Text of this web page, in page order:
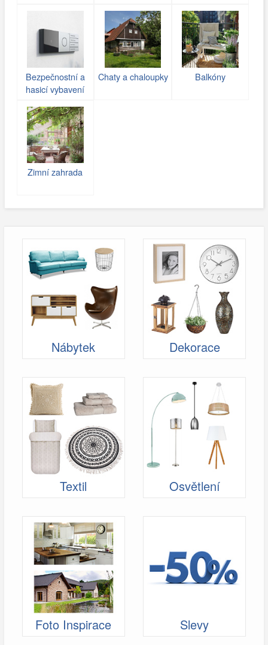
Bezpečnostní a
hasicí vybavení
Chaty a chaloupky Balkóny
Zimní zahrada
Nábytek Dekorace
Textil Osvětlení
Foto Inspirace Slevy